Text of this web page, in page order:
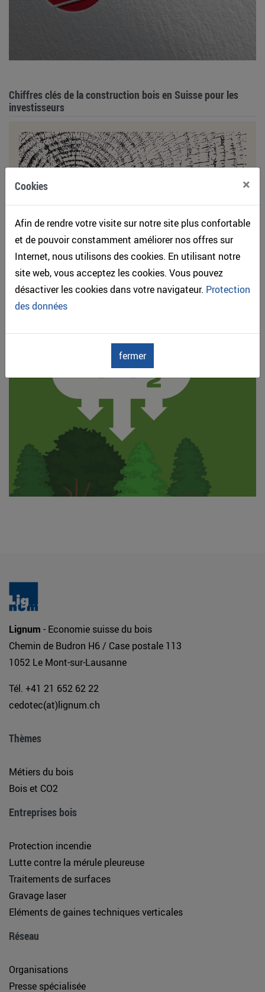
Cookies ×
Afin de rendre votre visite sur notre site plus confortable
et de pouvoir constamment améliorer nos offres sur
Internet, nous utilisons des cookies. En utilisant notre
site web, vous acceptez les cookies. Vous pouvez
désactiver les cookies dans votre navigateur. Protection
des données
fermer
Chiffres clés de la construction bois en Suisse pour les
investisseurs
Lignum - Economie suisse du bois
Chemin de Budron H6 / Case postale 113
1052 Le Mont-sur-Lausanne
Tél. +41 21 652 62 22
cedotec(at)lignum.ch
Thèmes
Métiers du bois
Bois et CO2
Entreprises bois
Protection incendie
Lutte contre la mérule pleureuse
Traitements de surfaces
Gravage laser
Eléments de gaines techniques verticales
Réseau
Organisations
Presse spécialisée